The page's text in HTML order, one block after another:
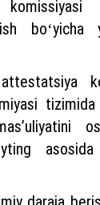
komissiyasi
boʻyicha
asosida